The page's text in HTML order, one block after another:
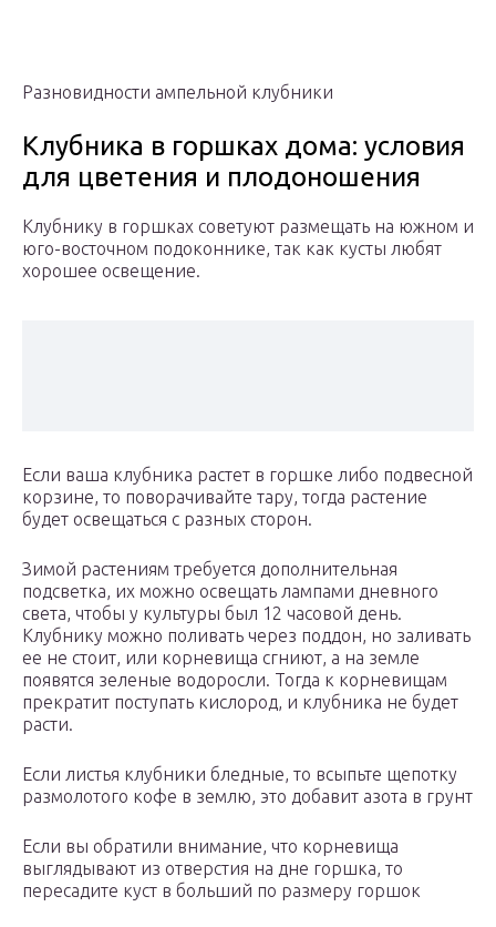
Разновидности ампельной клубники
Клубника в горшках дома: условия
для цветения и плодоношения
Клубнику в горшках советуют размещать на южном и
юго-восточном подоконнике, так как кусты любят
хорошее освещение.
Если ваша клубника растет в горшке либо подвесной
корзине, то поворачивайте тару, тогда растение
будет освещаться с разных сторон.
Зимой растениям требуется дополнительная
подсветка, их можно освещать лампами дневного
света, чтобы у культуры был 12 часовой день.
Клубнику можно поливать через поддон, но заливать
ее не стоит, или корневища сгниют, а на земле
появятся зеленые водоросли. Тогда к корневищам
прекратит поступать кислород, и клубника не будет
расти.
Если листья клубники бледные, то всыпьте щепотку
размолотого кофе в землю, это добавит азота в грунт
Если вы обратили внимание, что корневища
выглядывают из отверстия на дне горшка, то
пересадите куст в больший по размеру горшок